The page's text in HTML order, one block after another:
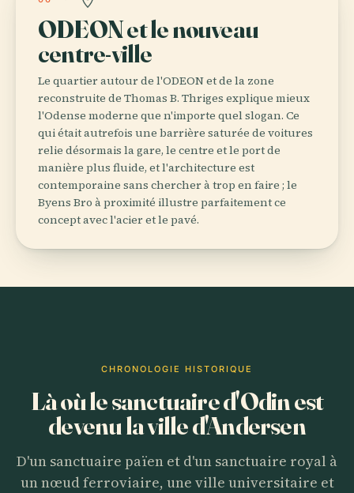
ODEON et le nouveau
centre-ville
Le quartier autour de l'ODEON et de la zone
reconstruite de Thomas B. Thriges explique mieux
l'Odense moderne que n'importe quel slogan. Ce
qui était autrefois une barrière saturée de voitures
relie désormais la gare, le centre et le port de
manière plus fluide, et l'architecture est
contemporaine sans chercher à trop en faire ; le
Byens Bro à proximité illustre parfaitement ce
concept avec l'acier et le pavé.
CHRONOLOGIE HISTORIQUE
Là où le sanctuaire d'Odin est
devenu la ville d'Andersen
D'un sanctuaire païen et d'un sanctuaire royal à
un nœud ferroviaire, une ville universitaire et